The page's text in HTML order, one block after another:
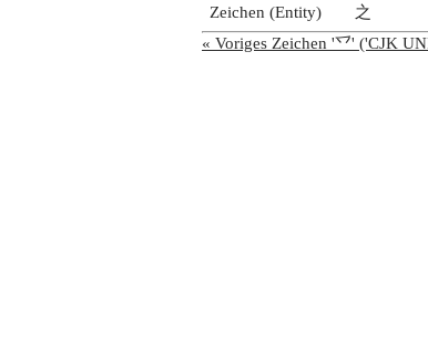
Zeichen (Entity)
之
« Voriges Zeichen '乊' ('CJK